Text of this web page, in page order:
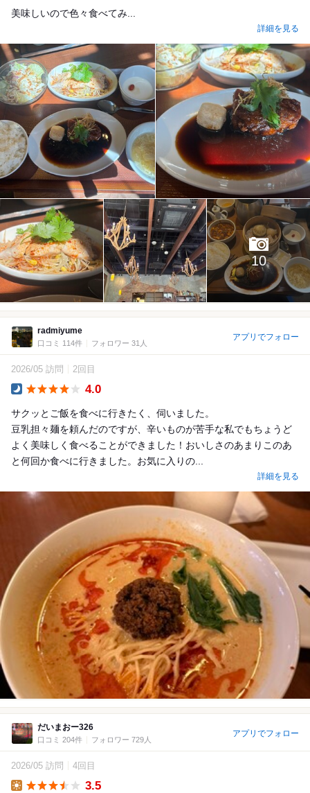
美味しいので色々食べてみ...
詳細を見る
10
radmiyume
口コミ 114件 フォロワー 31人
アプリでフォロー
2026/05 訪問 2回目
4.0
サクッとご飯を食べに行きたく、伺いました。
豆乳担々麺を頼んだのですが、辛いものが苦手な私でもちょうど
よく美味しく食べることができました！おいしさのあまりこのあ
と何回か食べに行きました。お気に入りの...
詳細を見る
だいまおー326
口コミ 204件 フォロワー 729人
アプリでフォロー
2026/05 訪問 4回目
3.5